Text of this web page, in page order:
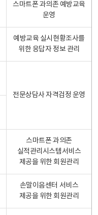
스마트폰 과의존 예방교육
운영
예방교육 실시현황조사를
위한 응답자 정보 관리
전문상담사 자격검정 운영
스마트폰 과의존
실적관리시스템서비스
제공을 위한 회원관리
손말이음센터 서비스
제공을 위한 회원관리